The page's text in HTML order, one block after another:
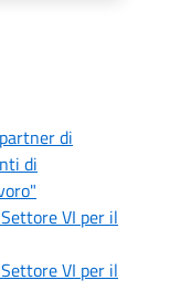
di
di
VI per il
VI per il